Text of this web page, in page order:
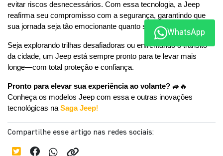
evitar riscos desnecessários. Com essa tecnologia, a Jeep
reafirma seu compromisso com a segurança, garantindo que
sua jornada seja tão emocionante quanto segura.
Seja explorando trilhas desafiadoras ou enfrentando o trânsito
da cidade, um Jeep está sempre pronto para te levar mais
longe—com total proteção e confiança.
Pronto para elevar sua experiência ao volante? 🚙🔥
Conheça os modelos Jeep com essa e outras inovações
tecnológicas na Saga Jeep!
Compartilhe esse artigo nas redes sociais:
WhatsApp